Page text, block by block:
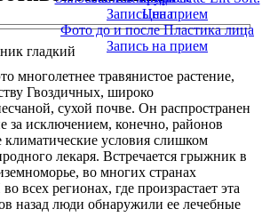
Цена
Фото до и после Пластика лица
Запись на прием
Запись на прием
многолетнее травянистое растение,
Гвоздичных, широко
сухой почве. Он распространен
за исключением, конечно, районов
климатические условия слишком
лекаря. Встречается грыжник в
во многих странах
всех регионах, где произрастает эта
назад люди обнаружили ее лечебные